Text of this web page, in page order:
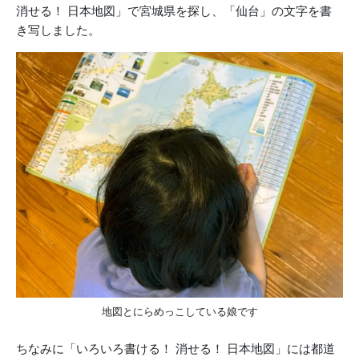
消せる！ 日本地図」で宮城県を探し、「仙台」の文字を書
き写しました。
地図とにらめっこしている娘です
ちなみに「いろいろ書ける！ 消せる！ 日本地図」には都道